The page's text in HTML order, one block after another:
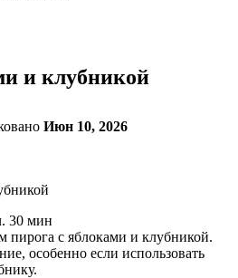
и клубникой
Июн 10, 2026
30 мин
пирога с яблоками и клубникой.
особенно если использовать